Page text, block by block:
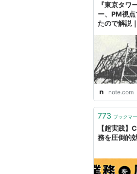
『東京タワ
ー、PM視
たので解説
note.com
773 ブックマ
【超実践
務を圧倒的